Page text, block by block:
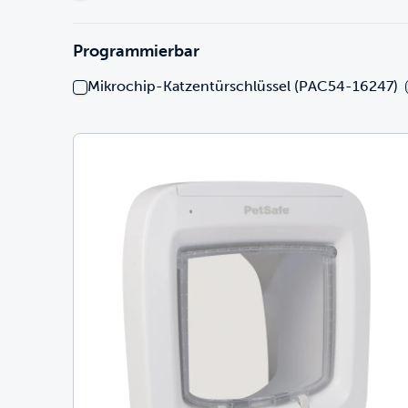
Programmierbar
Mikrochip-Katzentürschlüssel (PAC54-16247)